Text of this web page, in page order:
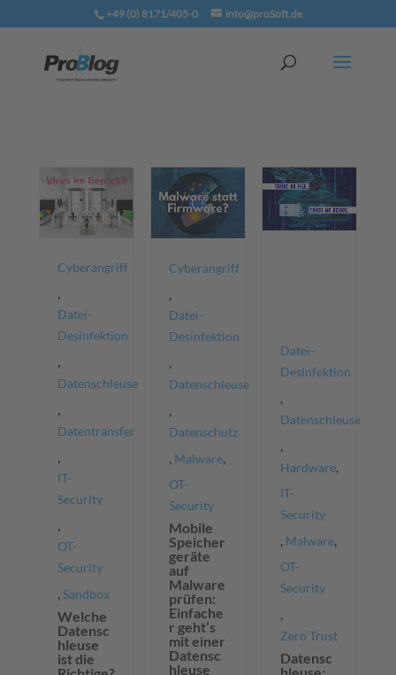
+49 (0) 8171/405-0 info@proSoft.de
Cyberangriff
Datei-
Desinfektion
Datenschleuse
Datentransfer
IT-
Security
OT-
Security
Sandbox
Welche
Datensc
hleuse
ist die
Cyberangriff
,
Datei-
Desinfektion
,
Datenschleuse
,
Datenschutz
, Malware,
OT-
Security
Mobile
Speicher
geräte
auf
Malware
prüfen:
Einfache
r geht’s
mit einer
Datensc
hleuse
Datei-
Desinfektion
,
Datenschleuse
,
Hardware,
IT-
Security
, Malware,
OT-
Security
,
Zero Trust
Datensc